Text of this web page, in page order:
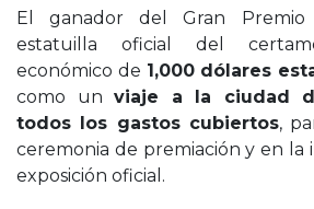
El ganador del Gran Premio
estatuilla oficial del
económico de 1,000 dólares
como un viaje a la ciudad
todos los gastos cubiertos,
ceremonia de premiación y en la
exposición oficial.